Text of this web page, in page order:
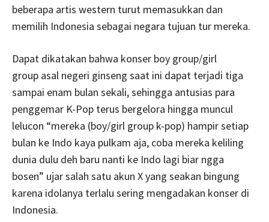
beberapa artis western turut memasukkan dan
memilih Indonesia sebagai negara tujuan tur mereka.
Dapat dikatakan bahwa konser boy group/girl
group asal negeri ginseng saat ini dapat terjadi tiga
sampai enam bulan sekali, sehingga antusias para
penggemar K-Pop terus bergelora hingga muncul
lelucon “mereka (boy/girl group k-pop) hampir setiap
bulan ke Indo kaya pulkam aja, coba mereka keliling
dunia dulu deh baru nanti ke Indo lagi biar ngga
bosen” ujar salah satu akun X yang seakan bingung
karena idolanya terlalu sering mengadakan konser di
Indonesia.